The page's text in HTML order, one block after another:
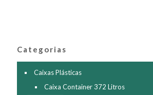
Categorias
Caixas Plásticas
Caixa Container 372 Litros